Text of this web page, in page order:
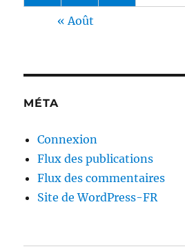
« Août
MÉTA
Connexion
Flux des publications
Flux des commentaires
Site de WordPress-FR